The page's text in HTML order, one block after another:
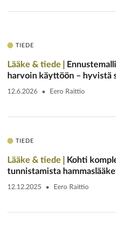
TIEDE
Lääke & tiede
harvoin käyttöön – hyvistä
12.6.2026 Eero Raittio
TIEDE
Lääke & tiede
Kohti
tunnistamista
12.12.2025 Eero Raittio